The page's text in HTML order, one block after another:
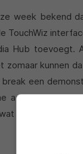
week bekend
TouchWiz
Hub toevoegt.
zomaar kunnen
een
aanpassingen
intuïtiever